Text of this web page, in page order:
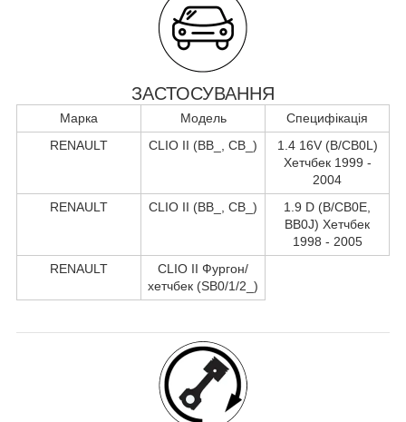
ЗАСТОСУВАННЯ
Марка Модель
Специфікація
RENAULT
CLIO II (BB_, CB_)
1.4 16V (B/CB0L)
Хетчбек 1999 -
2004
RENAULT
CLIO II (BB_, CB_)
1.9 D (B/CB0E,
BB0J) Хетчбек
1998 - 2005
RENAULT
CLIO II Фургон/
хетчбек (SB0/1/2_)